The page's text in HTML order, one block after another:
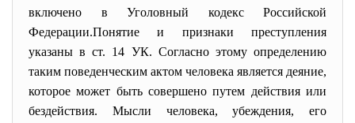
включено в Уголовный кодекс Российской
Федерации.Понятие и признаки преступления
указаны в ст. 14 УК. Согласно этому определению
таким поведенческим актом человека является деяние,
которое может быть совершено путем действия или
бездействия. Мысли человека, убеждения, его